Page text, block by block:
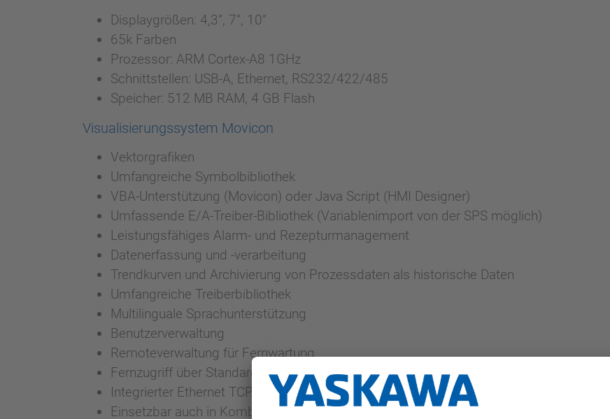
Displaygrößen: 4,3”, 7”, 10”
65k Farben
Prozessor: ARM Cortex-A8 1GHz
Schnittstellen: USB-A, Ethernet, RS232/422/485
Speicher: 512 MB RAM, 4 GB Flash
Visualisierungssystem Movicon
Vektorgrafiken
Umfangreiche Symbolbibliothek
VBA-Unterstützung (Movicon) oder Java Script (HMI Designer)
Umfassende E/A-Treiber-Bibliothek (Variablenimport von der SPS möglich)
Leistungsfähiges Alarm- und Rezepturmanagement
Datenerfassung und -verarbeitung
Trendkurven und Archivierung von Prozessdaten als historische Daten
Umfangreiche Treiberbibliothek
Multilinguale Sprachunterstützung
Benutzerverwaltung
Remoteverwaltung für Fernwartung
Fernzugriff über Standard VNC-Client
Integrierter Ethernet TCP/IP-Networking
Einsetzbar auch in Kombination mit vielen Steuerungen anderer Hersteller